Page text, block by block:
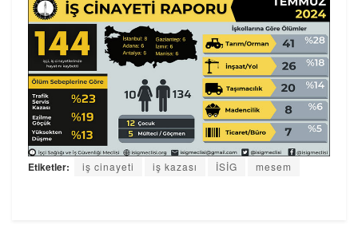
Etiketler: iş cinayeti iş kazası İSİG mesem